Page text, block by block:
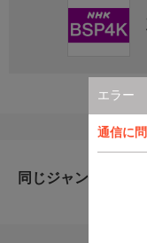
エラー
通信に
同じジャンルのおす